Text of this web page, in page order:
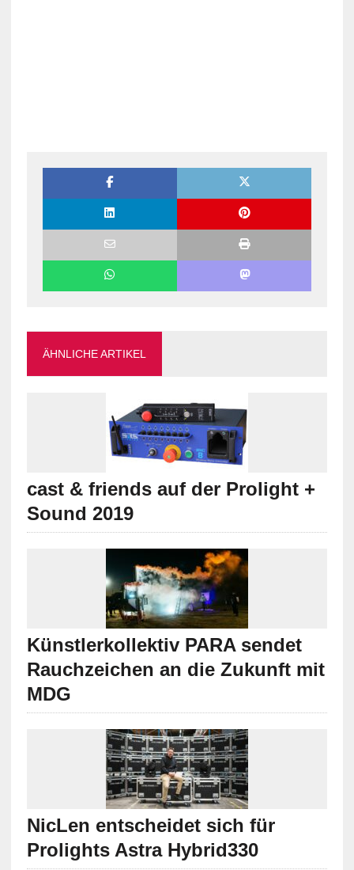
ÄHNLICHE ARTIKEL
cast & friends auf der Prolight +
Sound 2019
Künstlerkollektiv PARA sendet
Rauchzeichen an die Zukunft mit
MDG
NicLen entscheidet sich für
Prolights Astra Hybrid330